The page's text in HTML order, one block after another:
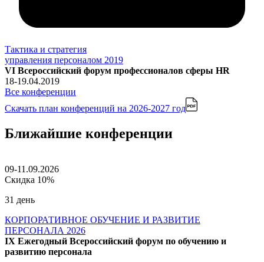
Тактика и стратегия
управления персоналом 2019
VI Всероссийский форум профессионалов сферы HR
18-19.04.2019
Все конференции
Скачать план конференций на 2026-2027 год
Ближайшие конференции
09-11.09.2026
Скидка 10%
31 день
КОРПОРАТИВНОЕ ОБУЧЕНИЕ И РАЗВИТИЕ
ПЕРСОНАЛА 2026
IX Ежегодный Всероссийский форум по обучению и
развитию персонала